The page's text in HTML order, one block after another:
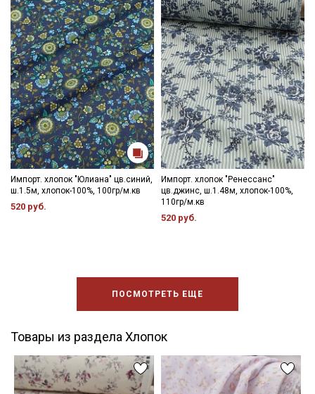
Импорт. хлопок "Юлиана" цв.синий,
ш.1.5м, хлопок-100%, 100гр/м.кв
520 руб.
Импорт. хлопок "Ренессанс"
цв.джинс, ш.1.48м, хлопок-100%,
110гр/м.кв
520 руб.
ПОСМОТРЕТЬ ЕЩЕ
Товары из раздела Хлопок